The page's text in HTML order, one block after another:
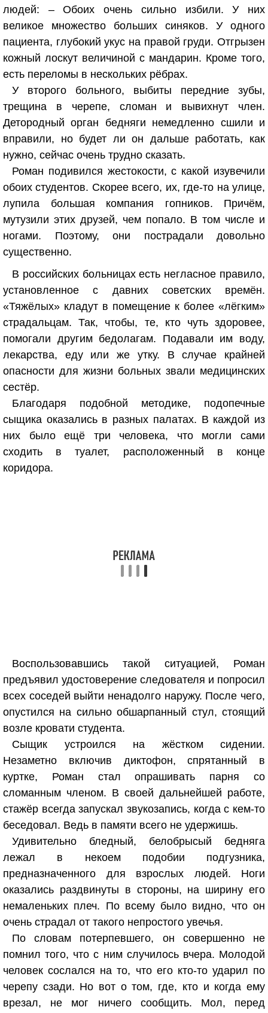
людей: – Обоих очень сильно избили. У них
великое множество больших синяков. У одного
пациента, глубокий укус на правой груди. Отгрызен
кожный лоскут величиной с мандарин. Кроме того,
есть переломы в нескольких рёбрах.
У второго больного, выбиты передние зубы,
трещина в черепе, сломан и вывихнут член.
Детородный орган бедняги немедленно сшили и
вправили, но будет ли он дальше работать, как
нужно, сейчас очень трудно сказать.
Роман подивился жестокости, с какой изувечили
обоих студентов. Скорее всего, их, где-то на улице,
лупила большая компания гопников. Причём,
мутузили этих друзей, чем попало. В том числе и
ногами. Поэтому, они пострадали довольно
существенно.
В российских больницах есть негласное правило,
установленное с давних советских времён.
«Тяжёлых» кладут в помещение к более «лёгким»
страдальцам. Так, чтобы, те, кто чуть здоровее,
помогали другим бедолагам. Подавали им воду,
лекарства, еду или же утку. В случае крайней
опасности для жизни больных звали медицинских
сестёр.
Благодаря подобной методике, подопечные
сыщика оказались в разных палатах. В каждой из
них было ещё три человека, что могли сами
сходить в туалет, расположенный в конце
коридора.
Воспользовавшись такой ситуацией, Роман
предъявил удостоверение следователя и попросил
всех соседей выйти ненадолго наружу. После чего,
опустился на сильно обшарпанный стул, стоящий
возле кровати студента.
Сыщик устроился на жёстком сидении.
Незаметно включив диктофон, спрятанный в
куртке, Роман стал опрашивать парня со
сломанным членом. В своей дальнейшей работе,
стажёр всегда запускал звукозапись, когда с кем-то
беседовал. Ведь в памяти всего не удержишь.
Удивительно бледный, белобрысый бедняга
лежал в некоем подобии подгузника,
предназначенного для взрослых людей. Ноги
оказались раздвинуты в стороны, на ширину его
немаленьких плеч. По всему было видно, что он
очень страдал от такого непростого увечья.
По словам потерпевшего, он совершенно не
помнил того, что с ним случилось вчера. Молодой
человек сослался на то, что его кто-то ударил по
черепу сзади. Но вот о том, где, кто и когда ему
врезал, не мог ничего сообщить. Мол, перед